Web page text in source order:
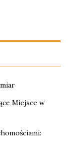
Miejsce w